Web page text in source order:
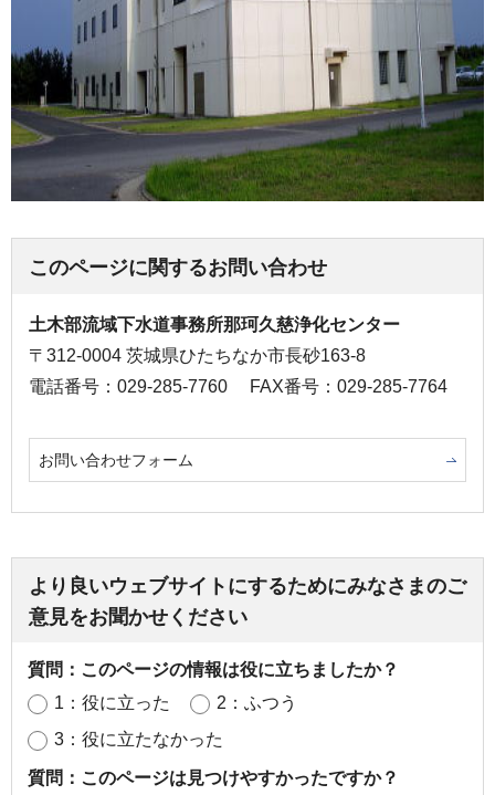
このページに関するお問い合わせ
土木部流域下水道事務所那珂久慈浄化センター
〒312-0004 茨城県ひたちなか市長砂163-8
電話番号：029-285-7760
FAX番号：029-285-7764
お問い合わせフォーム
より良いウェブサイトにするためにみなさまのご
意見をお聞かせください
質問：このページの情報は役に立ちましたか？
1：役に立った
2：ふつう
3：役に立たなかった
質問：このページは見つけやすかったですか？